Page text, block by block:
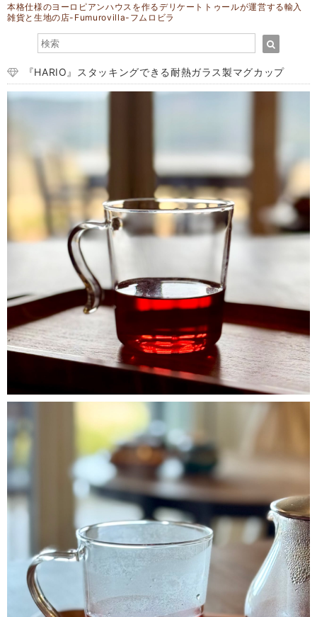
本格仕様のヨーロピアンハウスを作るデリケートトゥールが運営する輸入
雑貨と生地の店-Fumurovilla-フムロビラ
『HARIO』スタッキングできる耐熱ガラス製マグカップ